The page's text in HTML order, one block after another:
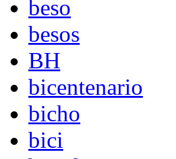
beso
besos
BH
bicentenario
bicho
bici